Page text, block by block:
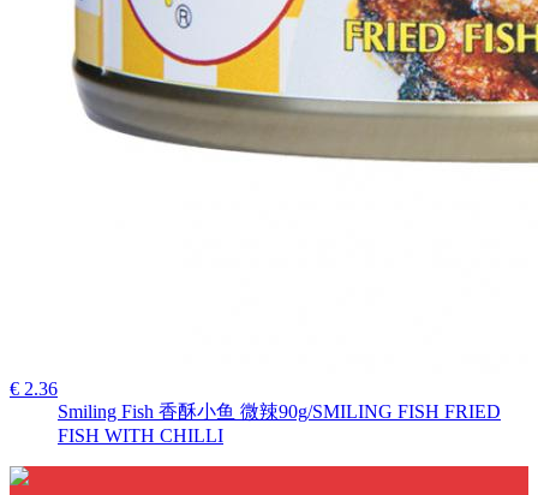
€ 2.36
Smiling Fish 香酥小鱼 微辣90g/SMILING FISH FRIED
FISH WITH CHILLI